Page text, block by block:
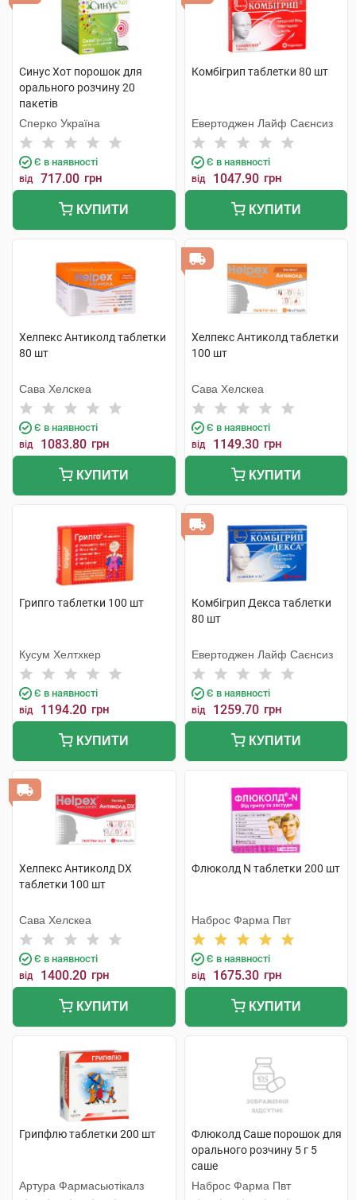
Синус Хот порошок для
орального розчину 20
пакетів
Сперко Україна
Є в наявності
від 717.00 грн
КУПИТИ
Комбігрип таблетки 80 шт
Евертоджен Лайф Саєнсиз
Є в наявності
від 1047.90 грн
КУПИТИ
Хелпекс Антиколд таблетки
80 шт
Сава Хелскеа
Є в наявності
від 1083.80 грн
КУПИТИ
Хелпекс Антиколд таблетки
100 шт
Сава Хелскеа
Є в наявності
від 1149.30 грн
КУПИТИ
Грипго таблетки 100 шт
Кусум Хелтхкер
Є в наявності
від 1194.20 грн
КУПИТИ
Комбігрип Декса таблетки
80 шт
Евертоджен Лайф Саєнсиз
Є в наявності
від 1259.70 грн
КУПИТИ
Хелпекс Антиколд DX
таблетки 100 шт
Сава Хелскеа
Є в наявності
від 1400.20 грн
КУПИТИ
Флюколд N таблетки 200 шт
Наброс Фарма Пвт
Є в наявності
від 1675.30 грн
КУПИТИ
Грипфлю таблетки 200 шт
Артура Фармасьютікалз
Флюколд Саше порошок для
орального розчину 5 г 5
саше
Наброс Фарма Пвт